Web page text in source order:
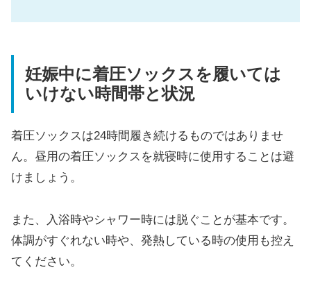
妊娠中に着圧ソックスを履いては
いけない時間帯と状況
着圧ソックスは24時間履き続けるものではありませ
ん。昼用の着圧ソックスを就寝時に使用することは避
けましょう。
また、入浴時やシャワー時には脱ぐことが基本です。
体調がすぐれない時や、発熱している時の使用も控え
てください。